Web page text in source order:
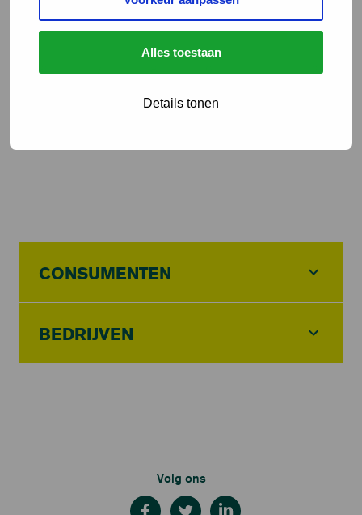
Alles toestaan
Details tonen
1 2 3 4 5
22
CONSUMENTEN
BEDRIJVEN
Volg ons